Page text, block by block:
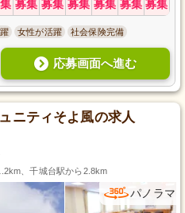
募集 募集 募集 募集 募集 募集
女性が活躍 社会保険完備
応募画面へ進む
ニティそよ風の求人
、千城台駅から2.8km
パノラマ